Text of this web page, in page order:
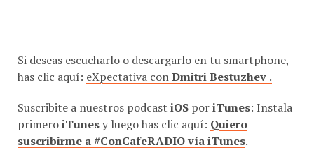
Si deseas escucharlo o descargarlo en tu smartphone,
has clic aquí: eXpectativa con Dmitri Bestuzhev
Suscribite a nuestros podcast iOS poriTunes: Instala
primeroiTunes y luego has clic aquí: Quiero
suscribirme a #ConCafeRADIO vía iTunes